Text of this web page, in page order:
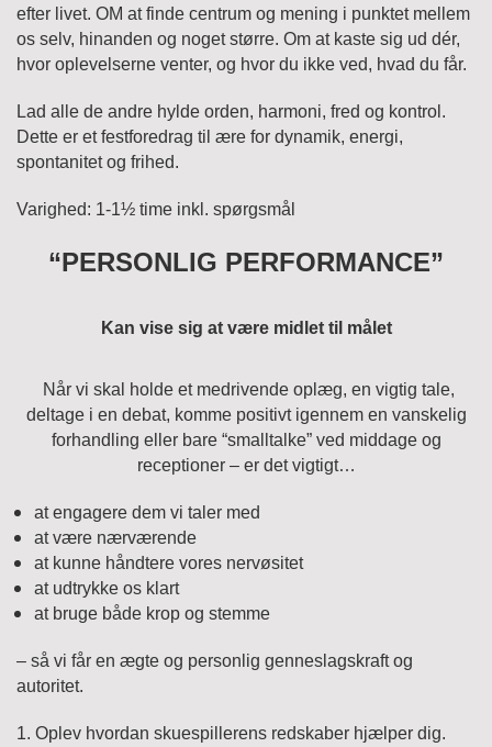
efter livet. OM at finde centrum og mening i punktet mellem
os selv, hinanden og noget større. Om at kaste sig ud dér,
hvor oplevelserne venter, og hvor du ikke ved, hvad du får.
Lad alle de andre hylde orden, harmoni, fred og kontrol.
Dette er et festforedrag til ære for dynamik, energi,
spontanitet og frihed.
Varighed: 1-1½ time inkl. spørgsmål
“PERSONLIG PERFORMANCE”
Kan vise sig at være midlet til målet
Når vi skal holde et medrivende oplæg, en vigtig tale,
deltage i en debat, komme positivt igennem en vanskelig
forhandling eller bare “smalltalke” ved middage og
receptioner – er det vigtigt…
at engagere dem vi taler med
at være nærværende
at kunne håndtere vores nervøsitet
at udtrykke os klart
at bruge både krop og stemme
– så vi får en ægte og personlig genneslagskraft og
autoritet.
1. Oplev hvordan skuespillerens redskaber hjælper dig.